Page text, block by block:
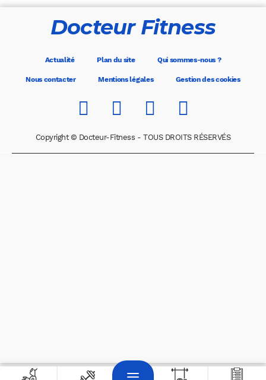
Docteur Fitness
Actualité Plan du site Qui sommes-nous ?
Nous contacter Mentions légales Gestion des cookies
Copyright © Docteur-Fitness - TOUS DROITS RÉSERVÉS